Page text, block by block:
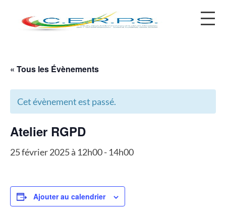
« Tous les Évènements
Cet évènement est passé.
Atelier RGPD
25 février 2025 à 12h00- 14h00
Ajouter au calendrier